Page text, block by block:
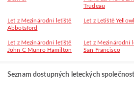
Trudeau
Let z Mezinárodní letiště
Abbotsford
Let z Letiště
Let z Mezinárodní letiště
John C Munro Hamilton
Let z Mezinárodní
San Francisco
Seznam dostupných leteckých